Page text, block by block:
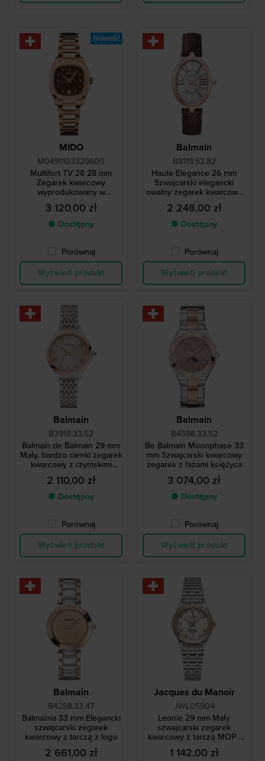
MIDO
M0491103329600
Multifort TV 28 28 mm
Zegarek kwarcowy
wyprodukowany w
Szwajcarii z kopertą w
kształcie telewizora i
diamentowymi indeksami
3 120,00 zł
● Dostępny
Porównaj
Wyświetl produkt
Nowość
Balmain
B8119.52.82
Haute Elegance 26 mm
Szwajcarski elegancki
owalny zegarek kwarcowy
w stylu vintage z tarczą
MOP
2 248,00 zł
● Dostępny
Porównaj
Wyświetl produkt
Balmain
B3918.33.52
Balmain de Balmain 29 mm
Mały, bardzo cienki zegarek
kwarcowy z rzymskimi
indeksami
2 110,00 zł
● Dostępny
Porównaj
Wyświetl produkt
Balmain
B4598.33.52
Be Balmain Moonphase 33
mm Szwajcarski kwarcowy
zegarek z fazami księżyca
3 074,00 zł
● Dostępny
Porównaj
Wyświetl produkt
Balmain
B4258.33.47
Balmainia 33 mm Elegancki
szwajcarski zegarek
kwarcowy z tarczą z logo
2 661,00 zł
Jacques du Manoir
JWL05904
Leonie 29 mm Mały
szwajcarski zegarek
kwarcowy z tarczą MOP i
kryształowymi indeksami
1 142,00 zł